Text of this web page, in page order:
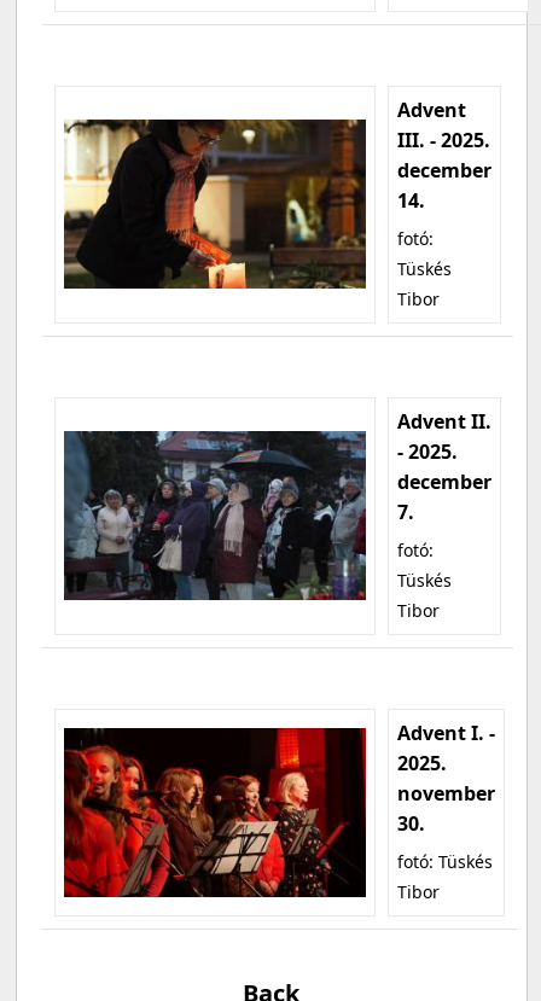
Advent
III. - 2025.
december
14.
fotó:
Tüskés
Tibor
Advent II.
- 2025.
december
7.
fotó:
Tüskés
Tibor
Advent I. -
2025.
november
30.
fotó: Tüskés
Tibor
Back